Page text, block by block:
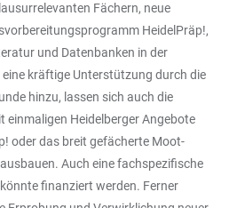
Fächern, neue
HeidelPräp!,
und Datenbanken in der
kräftige Unterstützung durch die
hinzu, lassen sich auch die
einmaligen Heidelberger Angebote
oder das breit gefächerte Moot-
Auch eine fachspezifische
finanziert werden. Ferner